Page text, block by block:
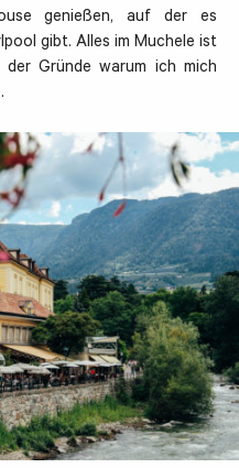
genießen, auf der es
gibt. Alles im Muchele ist
Gründe warum ich mich